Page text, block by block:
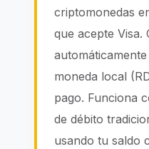
criptomonedas
que acepte Visa.
moneda local
pago. Funciona
de débito
usando tu saldo